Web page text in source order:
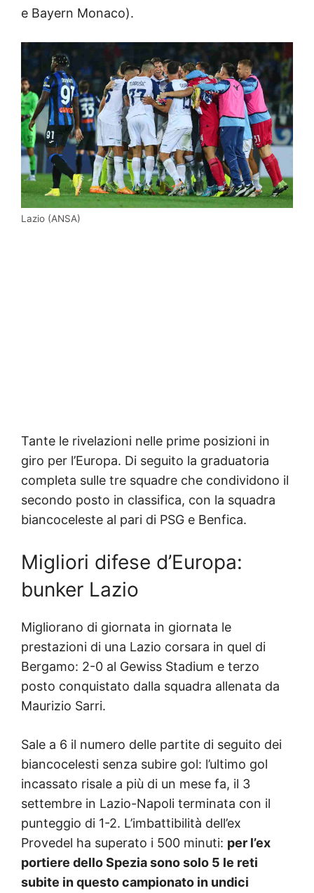
e Bayern Monaco).
Lazio (ANSA)
Tante le rivelazioni nelle prime posizioni in
giro per l’Europa. Di seguito la graduatoria
completa sulle tre squadre che condividono il
secondo posto in classifica, con la squadra
biancoceleste al pari di PSG e Benfica.
Migliori difese d’Europa:
bunker Lazio
Migliorano di giornata in giornata le
prestazioni di una Lazio corsara in quel di
Bergamo: 2-0 al Gewiss Stadium e terzo
posto conquistato dalla squadra allenata da
Maurizio Sarri.
Sale a 6 il numero delle partite di seguito dei
biancocelesti senza subire gol: l’ultimo gol
incassato risale a più di un mese fa, il 3
settembre in Lazio-Napoli terminata con il
punteggio di 1-2. L’imbattibilità dell’ex
Provedel ha superato i 500 minuti: per l’ex
portiere dello Spezia sono solo 5 le reti
subite in questo campionato in undici